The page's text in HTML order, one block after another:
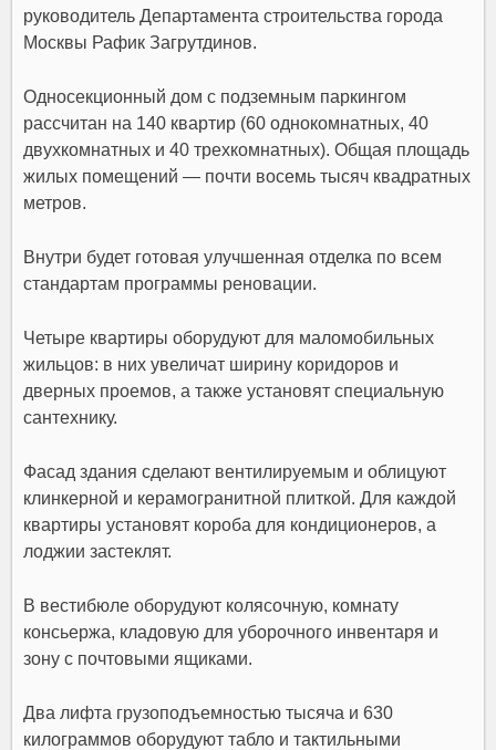
руководитель Департамента строительства города
Москвы Рафик Загрутдинов.
Односекционный дом с подземным паркингом
рассчитан на 140 квартир (60 однокомнатных, 40
двухкомнатных и 40 трехкомнатных). Общая площадь
жилых помещений — почти восемь тысяч квадратных
метров.
Внутри будет готовая улучшенная отделка по всем
стандартам программы реновации.
Четыре квартиры оборудуют для маломобильных
жильцов: в них увеличат ширину коридоров и
дверных проемов, а также установят специальную
сантехнику.
Фасад здания сделают вентилируемым и облицуют
клинкерной и керамогранитной плиткой. Для каждой
квартиры установят короба для кондиционеров, а
лоджии застеклят.
В вестибюле оборудуют колясочную, комнату
консьержа, кладовую для уборочного инвентаря и
зону с почтовыми ящиками.
Два лифта грузоподъемностью тысяча и 630
килограммов оборудуют табло и тактильными